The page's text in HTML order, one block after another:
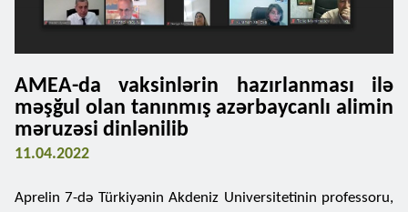
AMEA-da vaksinlərin hazırlanması ilə
məşğul olan tanınmış azərbaycanlı alimin
məruzəsi dinlənilib
11.04.2022
Aprelin 7-də Türkiyənin Akdeniz Universitetinin professoru,